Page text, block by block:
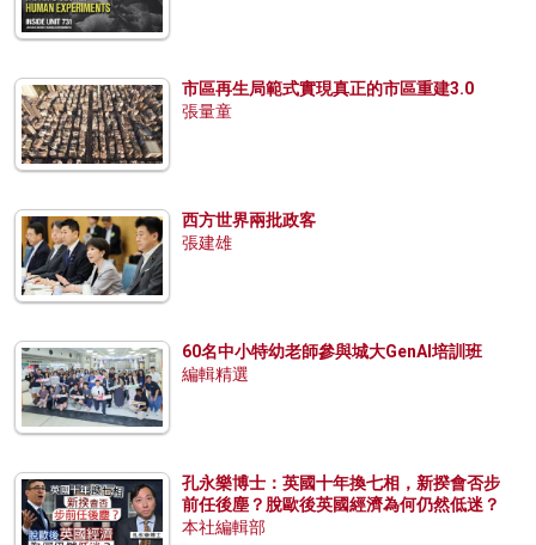
市區再生局範式實現真正的市區重建3.0
張量童
西方世界兩批政客
張建雄
60名中小特幼老師參與城大GenAI培訓班
編輯精選
孔永樂博士：英國十年換七相，新揆會否步
前任後塵？脫歐後英國經濟為何仍然低迷？
本社編輯部